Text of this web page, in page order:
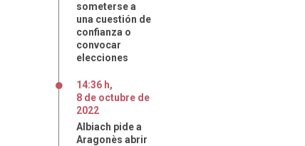
someterse a
una cuestión de
confianza o
convocar
elecciones
14:36 h,
8 de octubre de
2022
Albiach pide a
Aragonès abrir